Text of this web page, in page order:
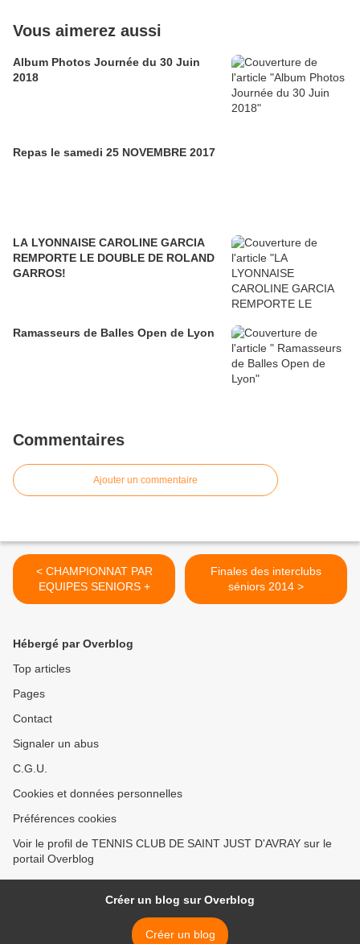
Vous aimerez aussi
Album Photos Journée du 30 Juin
2018
Repas le samedi 25 NOVEMBRE 2017
LA LYONNAISE CAROLINE GARCIA
REMPORTE LE DOUBLE DE ROLAND
GARROS!
Ramasseurs de Balles Open de Lyon
Commentaires
Ajouter un commentaire
< CHAMPIONNAT PAR
EQUIPES SENIORS +
Finales des interclubs
séniors 2014 >
Hébergé par Overblog
Top articles
Pages
Contact
Signaler un abus
C.G.U.
Cookies et données personnelles
Préférences cookies
Voir le profil de TENNIS CLUB DE SAINT JUST D'AVRAY sur le
portail Overblog
Créer un blog sur Overblog
Créer un blog